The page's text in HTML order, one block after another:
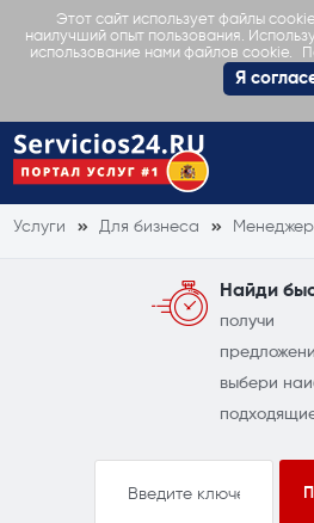
Этот сайт использует файлы
наилучший опыт пользования.
использование нами файлов cookie.
Я
Услуги Для бизнеса
Найди
получи
выбери